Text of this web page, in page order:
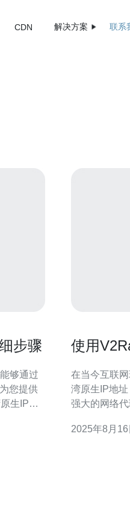
CDN 解决方案 联系
步骤
够通过
您提供
生IP，
使用
在当今互联
湾原生IP地
强大的网络
将详细介绍
V2Ray的安
2025年8月16